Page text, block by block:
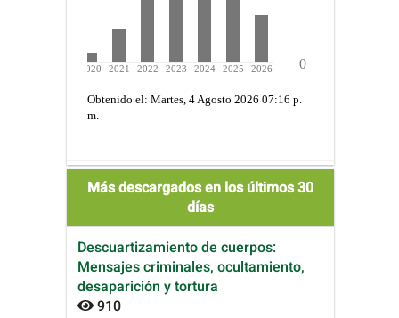
Más descargados en los últimos 30
días
Descuartizamiento de cuerpos:
Mensajes criminales, ocultamiento,
desaparición y tortura
910